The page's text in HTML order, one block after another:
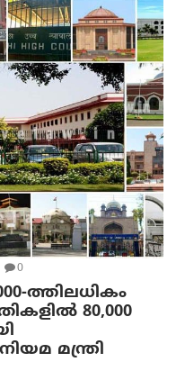
0
ത്തിലധികം
80,000
മന്ത്രി